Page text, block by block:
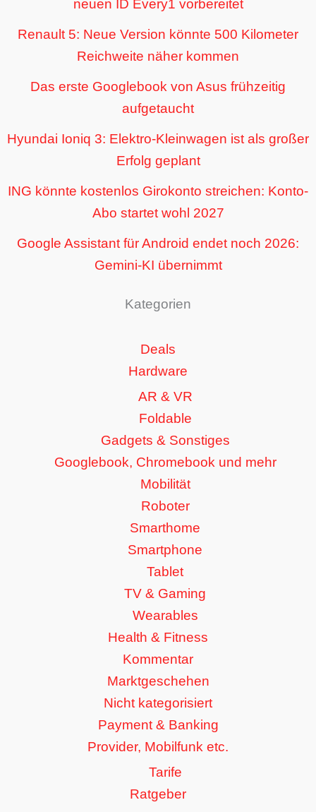
neuen ID Every1 vorbereitet
Renault 5: Neue Version könnte 500 Kilometer
Reichweite näher kommen
Das erste Googlebook von Asus frühzeitig
aufgetaucht
Hyundai Ioniq 3: Elektro-Kleinwagen ist als großer
Erfolg geplant
ING könnte kostenlos Girokonto streichen: Konto-
Abo startet wohl 2027
Google Assistant für Android endet noch 2026:
Gemini-KI übernimmt
Kategorien
Deals
Hardware
AR & VR
Foldable
Gadgets & Sonstiges
Googlebook, Chromebook und mehr
Mobilität
Roboter
Smarthome
Smartphone
Tablet
TV & Gaming
Wearables
Health & Fitness
Kommentar
Marktgeschehen
Nicht kategorisiert
Payment & Banking
Provider, Mobilfunk etc.
Tarife
Ratgeber